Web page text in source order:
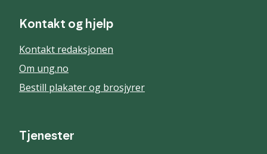
Kontakt og hjelp
Kontakt redaksjonen
Om ung.no
Bestill plakater og brosjyrer
Tjenester